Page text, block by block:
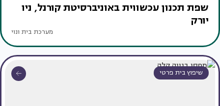
שפת תכנון עכשווית באוניברסיטת קורנל, ניו
יורק
מערכת בית ונוי
שיפוץ בית פרטי